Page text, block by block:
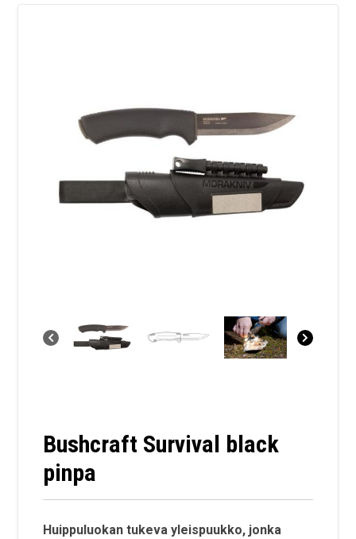
Bushcraft Survival black
pinpa
Huippuluokan tukeva yleispuukko, jonka